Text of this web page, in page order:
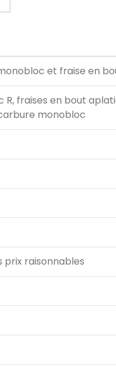
et fraise en
fraises en bout
monobloc
prix raisonnables